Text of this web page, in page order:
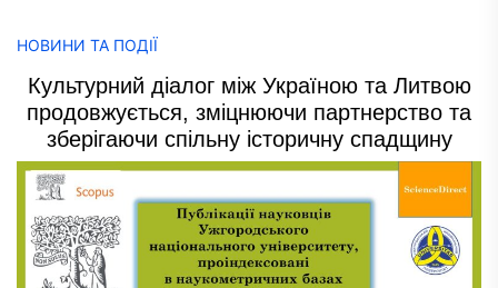
НОВИНИ ТА ПОДІЇ
Культурний діалог між Україною та Литвою
продовжується, зміцнюючи партнерство та
зберігаючи спільну історичну спадщину